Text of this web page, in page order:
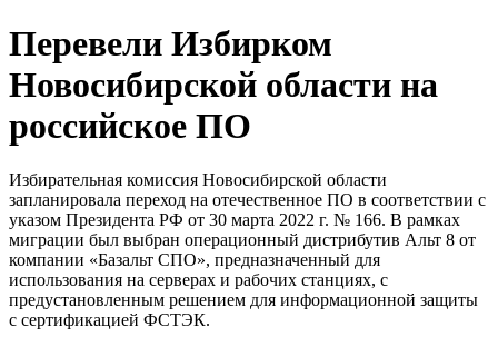
Перевели Избирком
Новосибирской области на
российское ПО
Избирательная комиссия Новосибирской области
запланировала переход на отечественное ПО в соответствии с
указом Президента РФ от 30 марта 2022 г. № 166. В рамках
миграции был выбран операционный дистрибутив Альт 8 от
компании «Базальт СПО», предназначенный для
использования на серверах и рабочих станциях, с
предустановленным решением для информационной защиты
с сертификацией ФСТЭК.